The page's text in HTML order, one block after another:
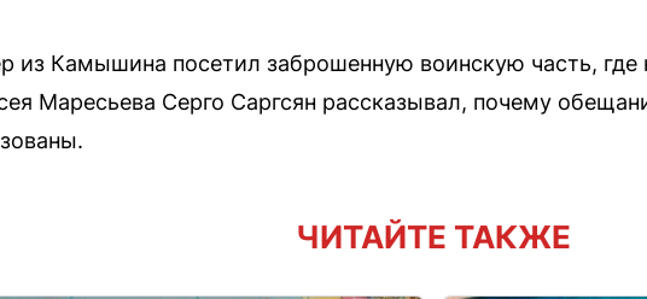
из Камышина посетил заброшенную воинскую часть, где
Маресьева Серго Саргсян рассказывал, почему
ЧИТАЙТЕ ТАКЖЕ